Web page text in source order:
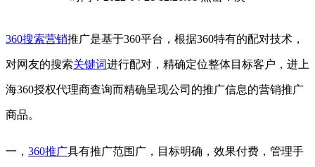
360搜索营销推广是基于360平台，根据360特有的配对技术，
对网友的搜索关键词进行配对，精确定位整体目标客户，进上
海360授权代理商查询而精确呈现公司的推广信息的营销推广
商品。
一， 360推广具有推广范围广，目标明确，效果付费，管理手